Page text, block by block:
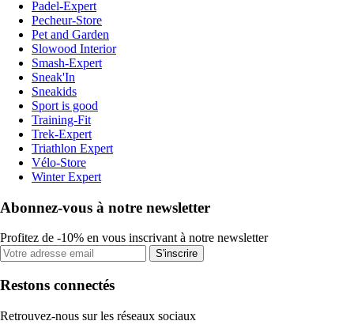
Padel-Expert
Pecheur-Store
Pet and Garden
Slowood Interior
Smash-Expert
Sneak'In
Sneakids
Sport is good
Training-Fit
Trek-Expert
Triathlon Expert
Vélo-Store
Winter Expert
Abonnez-vous à notre newsletter
Profitez de -10% en vous inscrivant à notre newsletter
S'inscrire
Restons connectés
Retrouvez-nous sur les réseaux sociaux